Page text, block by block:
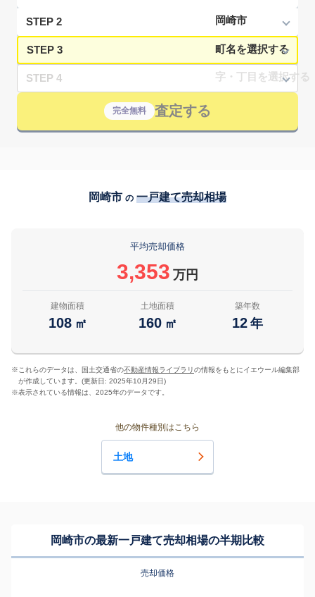
STEP 2
STEP 3
STEP 4
完全無料 査定する
岡崎市 の 一戸建て売却相場
平均売却価格
3,353 万円
建物面積
108 ㎡
土地面積
160 ㎡
築年数
12 年
※ これらのデータは、国土交通省の不動産情報ライブラリの情報をもとにイエウール編集部
が作成しています。(更新日: 2025年10月29日)
※表示されている情報は、2025年のデータです。
他の物件種別はこちら
土地
岡崎市の最新一戸建て売却相場の半期比較
売却価格